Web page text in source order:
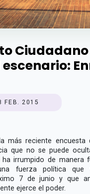
Ciudadano
FEB. 2015
más reciente encuesta
que no se puede
ha irrumpido de manera
fuerza política
7 de junio y que
ejerce el poder.